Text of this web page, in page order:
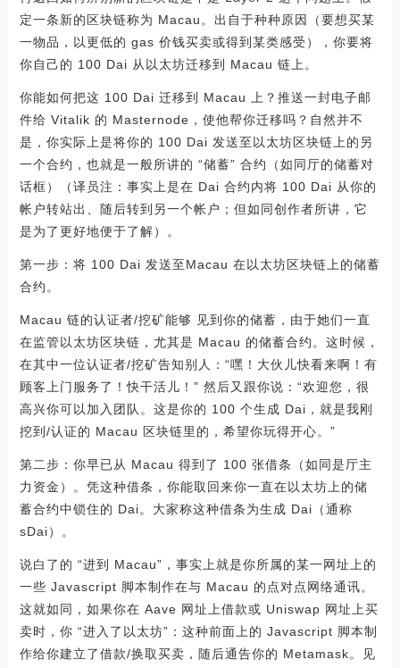
定一条新的区块链称为 Macau。出自于种种原因（要想买某
一物品，以更低的 gas 价钱买卖或得到某类感受），你要将
你自己的 100 Dai 从以太坊迁移到 Macau 链上。
你能如何把这 100 Dai 迁移到 Macau 上？推送一封电子邮
件给 Vitalik 的 Masternode，使他帮你迁移吗？自然并不
是，你实际上是将你的 100 Dai 发送至以太坊区块链上的另
一个合约，也就是一般所讲的 “储蓄” 合约（如同厅的储蓄对
话框）（译员注：事实上是在 Dai 合约内将 100 Dai 从你的
帐户转站出、随后转到另一个帐户；但如同创作者所讲，它
是为了更好地便于了解）。
第一步：将 100 Dai 发送至Macau 在以太坊区块链上的储蓄
合约。
Macau 链的认证者/挖矿能够 见到你的储蓄，由于她们一直
在监管以太坊区块链，尤其是 Macau 的储蓄合约。这时候，
在其中一位认证者/挖矿告知别人：“嘿！大伙儿快看来啊！有
顾客上门服务了！快干活儿！” 然后又跟你说：“欢迎您，很
高兴你可以加入团队。这是你的 100 个生成 Dai，就是我刚
挖到/认证的 Macau 区块链里的，希望你玩得开心。”
第二步：你早已从 Macau 得到了 100 张借条（如同是厅主
力资金）。凭这种借条，你能取回来你一直在以太坊上的储
蓄合约中锁住的 Dai。大家称这种借条为生成 Dai（通称
sDai）。
说白了的 “进到 Macau”，事实上就是你所属的某一网址上的
一些 Javascript 脚本制作在与 Macau 的点对点网络通讯。
这就如同，如果你在 Aave 网址上借款或 Uniswap 网址上买
卖时，你 “进入了以太坊”：这种前面上的 Javascript 脚本制
作给你建立了借款/换取买卖，随后通告你的 Metamask。见